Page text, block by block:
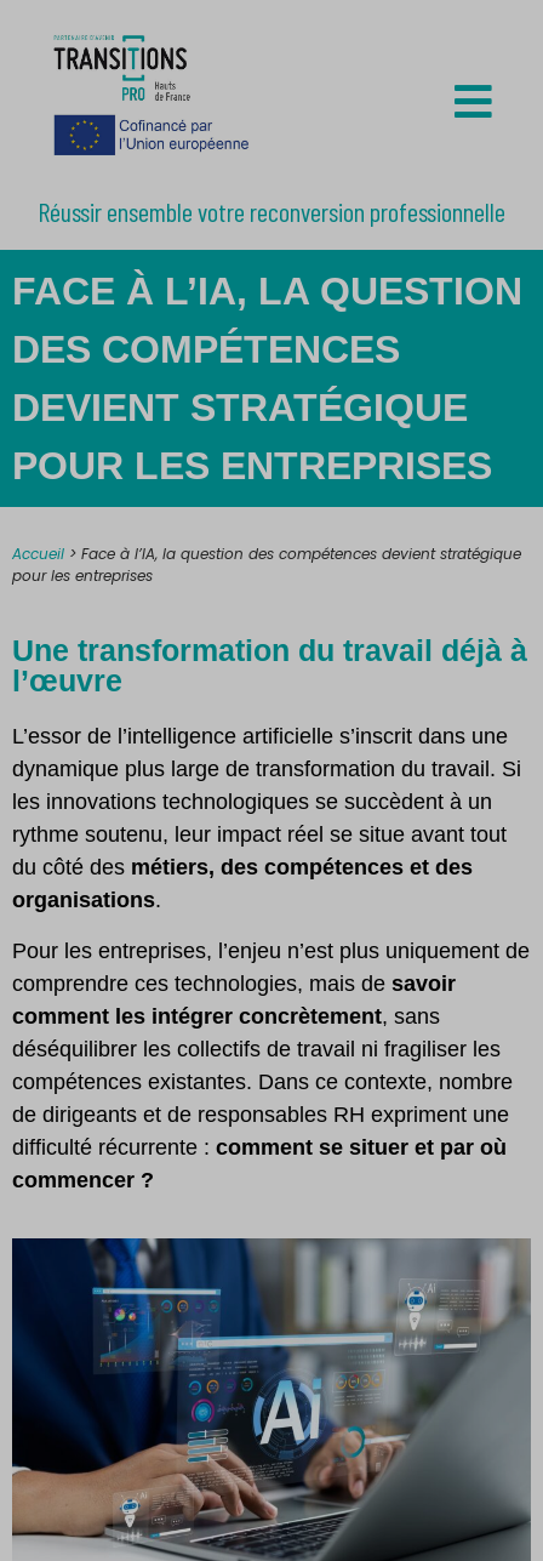
Réussir ensemble votre reconversion professionnelle
FACE À L’IA, LA QUESTION
DES COMPÉTENCES
DEVIENT STRATÉGIQUE
POUR LES ENTREPRISES
Accueil > Face à l’IA, la question des compétences devient stratégique
pour les entreprises
Une transformation du travail déjà à
l’œuvre
L’essor de l’intelligence artificielle s’inscrit dans une
dynamique plus large de transformation du travail. Si
les innovations technologiques se succèdent à un
rythme soutenu, leur impact réel se situe avant tout
du côté des métiers, des compétences et des
organisations.
Pour les entreprises, l’enjeu n’est plus uniquement de
comprendre ces technologies, mais de savoir
comment les intégrer concrètement, sans
déséquilibrer les collectifs de travail ni fragiliser les
compétences existantes. Dans ce contexte, nombre
de dirigeants et de responsables RH expriment une
difficulté récurrente : comment se situer et par où
commencer ?